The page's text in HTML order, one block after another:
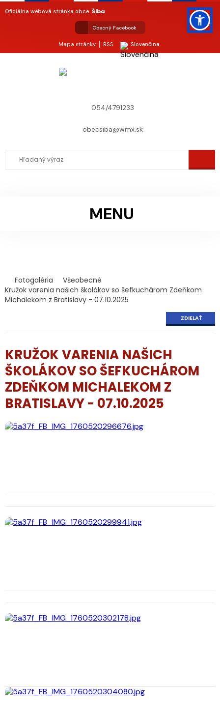
Oficiálna webová stránka obce Šiba
Obecný Facebook
Mapa stránky RSS Slovenčina
054/4791233
obecsiba@wmx.sk
MENU
Fotogaléria
Všeobecné
Kružok varenia našich školákov so šefkuchárom Zdeňkom
Michalekom z Bratislavy - 07.10.2025
ZDIELAŤ
KRUŽOK VARENIA NAŠICH
ŠKOLÁKOV SO ŠEFKUCHÁROM
ZDEŇKOM MICHALEKOM Z
BRATISLAVY - 07.10.2025